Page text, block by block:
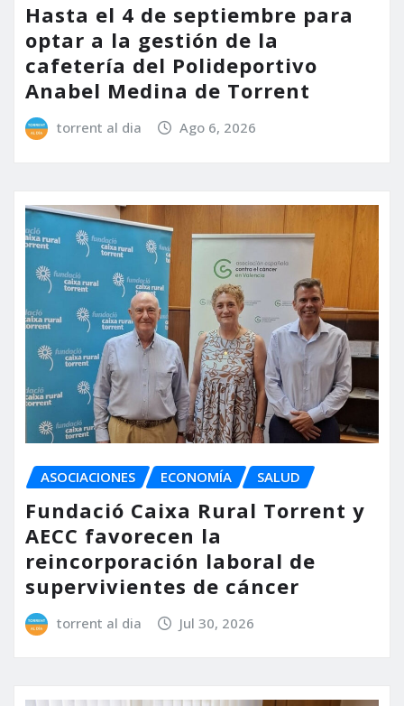
Hasta el 4 de septiembre para
optar a la gestión de la
cafetería del Polideportivo
Anabel Medina de Torrent
torrent al dia Ago 6, 2026
ASOCIACIONES ECONOMÍA SALUD
Fundació Caixa Rural Torrent y
AECC favorecen la
reincorporación laboral de
supervivientes de cáncer
torrent al dia Jul 30, 2026